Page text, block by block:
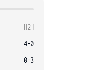
H2H
4-0
0-3